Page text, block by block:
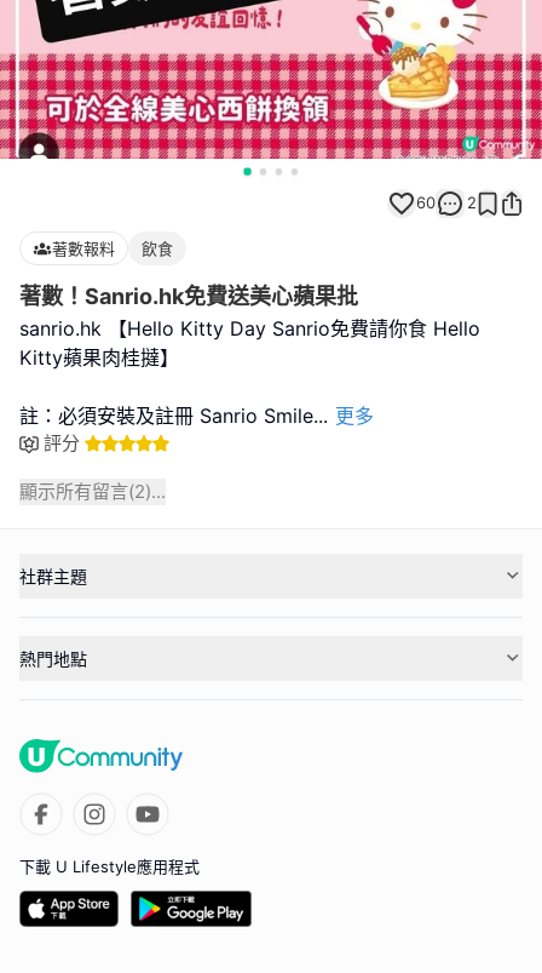
60 2
著數報料 飲食
著數！Sanrio.hk免費送美心蘋果批
sanrio.hk 【Hello Kitty Day Sanrio免費請你食 Hello
Kitty蘋果肉桂撻】
註：必須安裝及註冊 Sanrio Smile... 更多
評分
顯示所有留言(2)...
社群主題
熱門地點
下載 U Lifestyle應用程式